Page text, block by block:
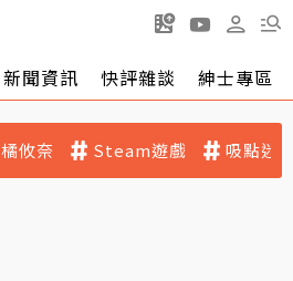
新聞資訊 快評雜談 紳士專區
橘攸奈 Steam遊戲 吸點迷